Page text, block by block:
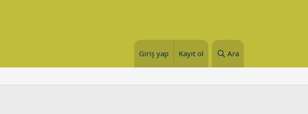
Giriş yap Kayıt ol Ara